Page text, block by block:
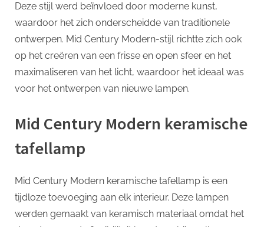
Deze stijl werd beïnvloed door moderne kunst,
waardoor het zich onderscheidde van traditionele
ontwerpen. Mid Century Modern-stijl richtte zich ook
op het creëren van een frisse en open sfeer en het
maximaliseren van het licht, waardoor het ideaal was
voor het ontwerpen van nieuwe lampen.
Mid Century Modern keramische
tafellamp
Mid Century Modern keramische tafellamp is een
tijdloze toevoeging aan elk interieur. Deze lampen
werden gemaakt van keramisch materiaal omdat het